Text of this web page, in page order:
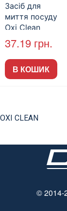
Засіб для
миття посуду
Oxi Clean
Baking Soda
500мл (20 бут/
пак)
37.19 грн.
В КОШИК
OXI CLEAN
© 2014-